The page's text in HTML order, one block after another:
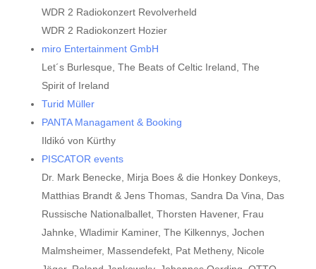
WDR 2 Radiokonzert Revolverheld
WDR 2 Radiokonzert Hozier
miro Entertainment GmbH
Let´s Burlesque, The Beats of Celtic Ireland, The
Spirit of Ireland
Turid Müller
PANTA Managament & Booking
Ildikó von Kürthy
PISCATOR events
Dr. Mark Benecke, Mirja Boes & die Honkey Donkeys,
Matthias Brandt & Jens Thomas, Sandra Da Vina, Das
Russische Nationalballet, Thorsten Havener, Frau
Jahnke, Wladimir Kaminer, The Kilkennys, Jochen
Malmsheimer, Massendefekt, Pat Metheny, Nicole